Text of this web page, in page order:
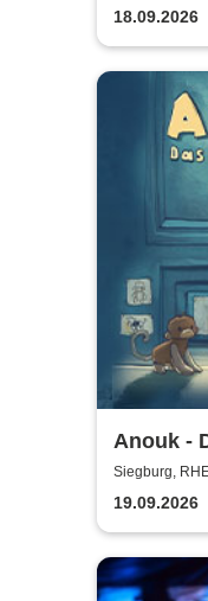
18.09.2026
Anouk -
Siegburg,
19.09.2026